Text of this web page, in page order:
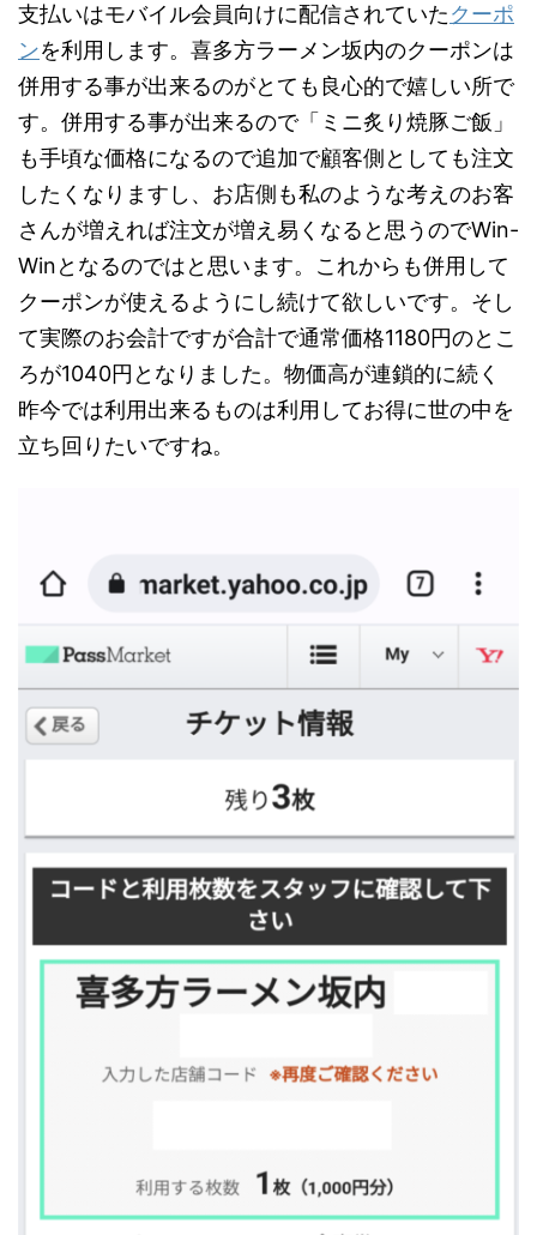
支払いはモバイル会員向けに配信されていたクーポ
ンを利用します。喜多方ラーメン坂内のクーポンは
併用する事が出来るのがとても良心的で嬉しい所で
す。併用する事が出来るので「ミニ炙り焼豚ご飯」
も手頃な価格になるので追加で顧客側としても注文
したくなりますし、お店側も私のような考えのお客
さんが増えれば注文が増え易くなると思うのでWin-
Winとなるのではと思います。これからも併用して
クーポンが使えるようにし続けて欲しいです。そし
て実際のお会計ですが合計で通常価格1180円のとこ
ろが1040円となりました。物価高が連鎖的に続く
昨今では利用出来るものは利用してお得に世の中を
立ち回りたいですね。